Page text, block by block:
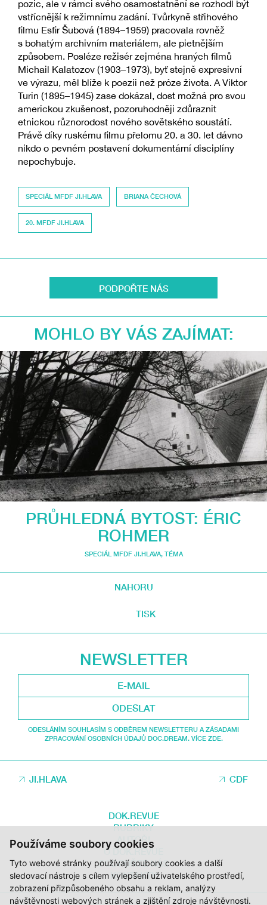
Používáme soubory cookies
Tyto webové stránky používají soubory cookies a další
sledovací nástroje s cílem vylepšení uživatelského prostředí,
zobrazení přizpůsobeného obsahu a reklam, analýzy
návštěvnosti webových stránek a zjištění zdroje návštěvnosti.
pozic, ale v rámci svého osamostatnění se rozhodl být
vstřícnější k režimnímu zadání. Tvůrkyně střihového
filmu Esfir Šubová (1894–1959) pracovala rovněž
s bohatým archivním materiálem, ale pietnějším
způsobem. Posléze režisér zejména hraných filmů
Michail Kalatozov (1903–1973), byť stejně expresivní
ve výrazu, měl blíže k poezii než próze života. A Viktor
Turin (1895–1945) zase dokázal, dost možná pro svou
americkou zkušenost, pozoruhodněji zdůraznit
etnickou různorodost nového sovětského soustátí.
Právě díky ruskému filmu přelomu 20. a 30. let dávno
nikdo o pevném postavení dokumentární disciplíny
nepochybuje.
SPECIÁL MFDF JI.HLAVA BRIANA ČECHOVÁ
20. MFDF JI.HLAVA
PODPOŘTE NÁS
MOHLO BY VÁS ZAJÍMAT:
PRŮHLEDNÁ BYTOST: ÉRIC
ROHMER
SPECIÁL MFDF JI.HLAVA, TÉMA
NAHORU
TISK
NEWSLETTER
ODESLAT
ODESLÁNÍM SOUHLASÍM S ODBĚREM NEWSLETTERU A ZÁSADAMI
ZPRACOVÁNÍ OSOBNÍCH ÚDAJŮ DOC.DREAM. VÍCE ZDE.
JI.HLAVA CDF
DOK.REVUE
RUBRIKY
AUTOŘI
O DOK.REVUE
PODPOŘTE NÁS
KONTAKTY